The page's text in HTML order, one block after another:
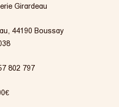
Girardeau
44190 Boussay
802 797